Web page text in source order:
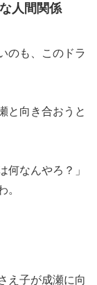
人間関係
のも、このドラ
と向き合おうと
何なんやろ？」
。
え子が成瀬に向